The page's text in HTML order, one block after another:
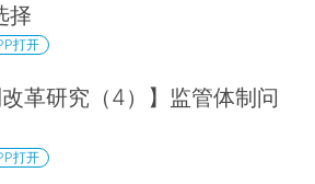
择
打开
改革研究（4）】监管体制问
打开